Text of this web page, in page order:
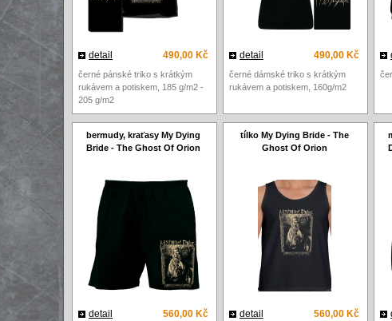
490,00 Kč
detail 490,00 Kč
detail
černé pánské triko s krátkým
rukávem a potiskem, 185 g/m2 -
205 g/m2
černé dámské triko s krátkým
rukávem a potiskem, 160g/m2
bermudy, kraťasy My Dying
Bride - The Ghost Of Orion
tílko My Dying Bride - The
Ghost Of Orion
560,00 Kč
detail 560,00 Kč
detail